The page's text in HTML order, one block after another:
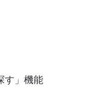
す」機能